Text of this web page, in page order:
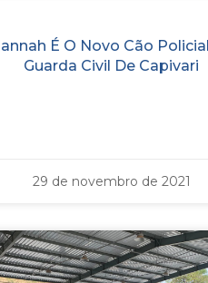
É O Novo Cão
Guarda Civil De Capivari
29 de novembro de 2021